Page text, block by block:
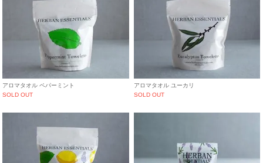
アロマタオル ペパーミント
SOLD OUT
アロマタオル ユーカリ
SOLD OUT